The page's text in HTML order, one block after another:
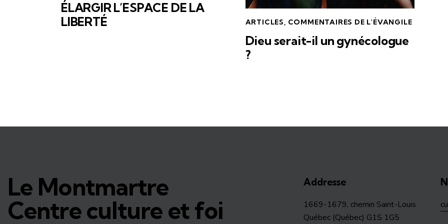
ÉLARGIR L’ESPACE DE LA
LIBERTÉ
ARTICLES, COMMENTAIRES DE L'ÉVANGILE
Dieu serait-il un gynécologue
?
Le Montmartre
Centre culture et foi
Addresse
1669-1679, chemin Saint-Louis
Québec (Québec) G1S 1G5